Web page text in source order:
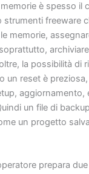
è spesso il
strumenti freeware
memorie,
la possibilità di
un reset è
aggiornamento,
un file di
un progetto
prepara due